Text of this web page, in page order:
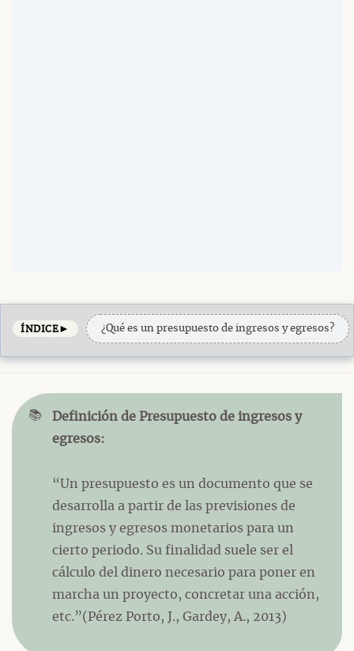
ÍNDICE► ¿Qué es un presupuesto de ingresos y egresos?
📚
Definición de Presupuesto de ingresos y
egresos:
“Un presupuesto es un documento que se
desarrolla a partir de las previsiones de
ingresos y egresos monetarios para un
cierto periodo. Su finalidad suele ser el
cálculo del dinero necesario para poner en
marcha un proyecto, concretar una acción,
etc.”(Pérez Porto, J., Gardey, A., 2013)